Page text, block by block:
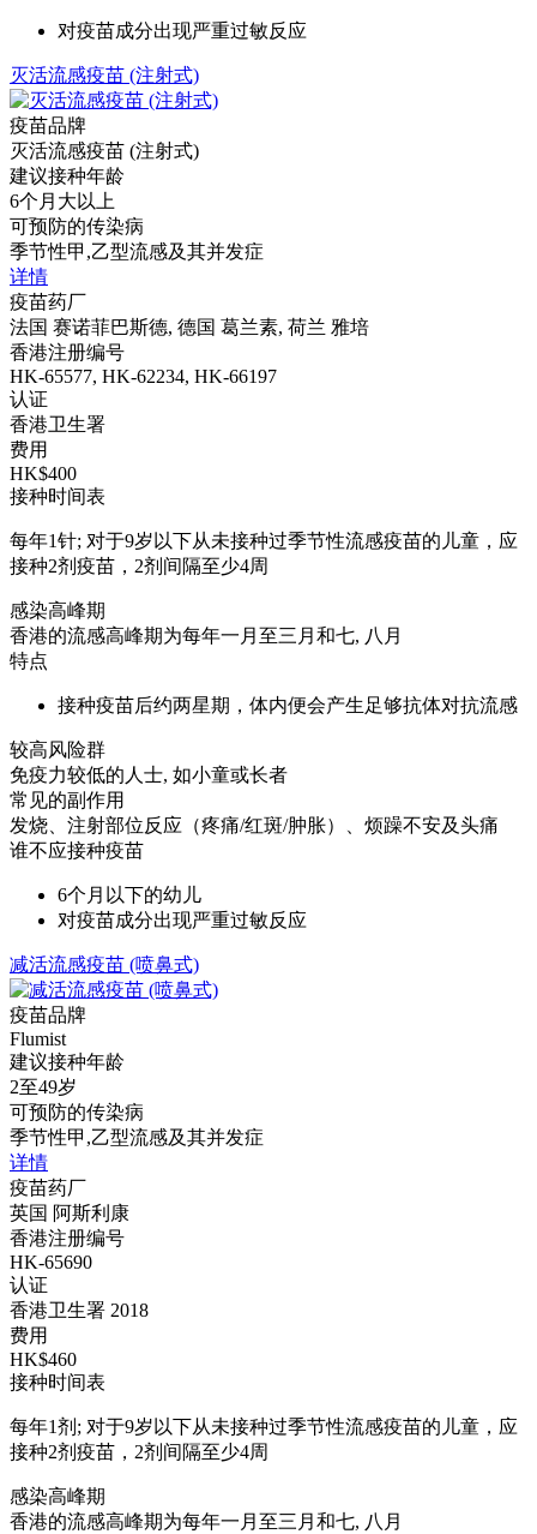
对疫苗成分出现严重过敏反应
灭活流感疫苗 (注射式)
疫苗品牌
灭活流感疫苗 (注射式)
建议接种年龄
6个月大以上
可预防的传染病
季节性甲,乙型流感及其并发症
详情
疫苗药厂
法国 赛诺菲巴斯德, 德国 葛兰素, 荷兰 雅培
香港注册编号
HK-65577, HK-62234, HK-66197
认证
香港卫生署
费用
HK$400
接种时间表
每年1针; 对于9岁以下从未接种过季节性流感疫苗的儿童，应
接种2剂疫苗，2剂间隔至少4周
感染高峰期
香港的流感高峰期为每年一月至三月和七, 八月
特点
接种疫苗后约两星期，体内便会产生足够抗体对抗流感
较高风险群
免疫力较低的人士, 如小童或长者
常见的副作用
发烧、注射部位反应（疼痛/红斑/肿胀）、烦躁不安及头痛
谁不应接种疫苗
6个月以下的幼儿
对疫苗成分出现严重过敏反应
减活流感疫苗 (喷鼻式)
疫苗品牌
Flumist
建议接种年龄
2至49岁
可预防的传染病
季节性甲,乙型流感及其并发症
详情
疫苗药厂
英国 阿斯利康
香港注册编号
HK-65690
认证
香港卫生署 2018
费用
HK$460
接种时间表
每年1剂; 对于9岁以下从未接种过季节性流感疫苗的儿童，应
接种2剂疫苗，2剂间隔至少4周
感染高峰期
香港的流感高峰期为每年一月至三月和七, 八月